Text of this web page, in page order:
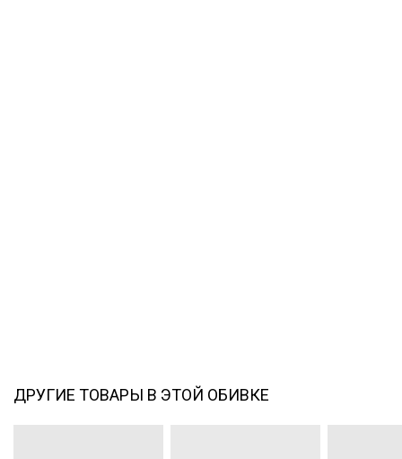
ДРУГИЕ ТОВАРЫ В ЭТОЙ ОБИВКЕ